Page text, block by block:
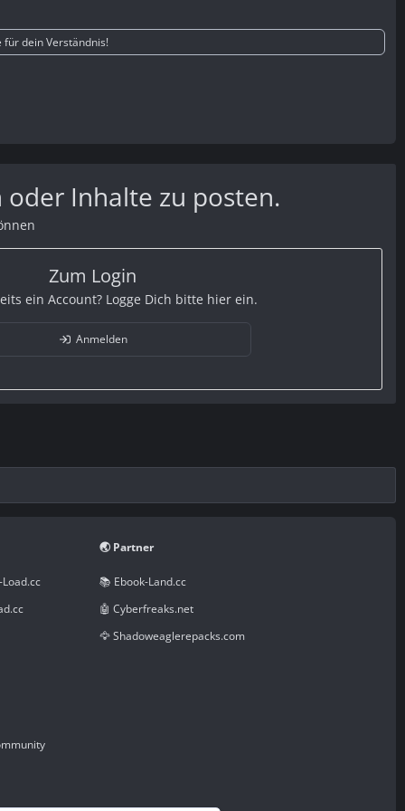
dein Verständnis!
Inhalte zu posten.
Zum Login
ein Account? Logge Dich bitte hier ein.
Anmelden
🌏 Partner
📚 Ebook-Land.cc
🤖 Cyberfreaks.net
🦅 Shadoweaglerepacks.com